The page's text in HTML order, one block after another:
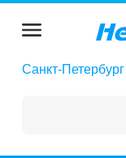
Санкт-Петербург